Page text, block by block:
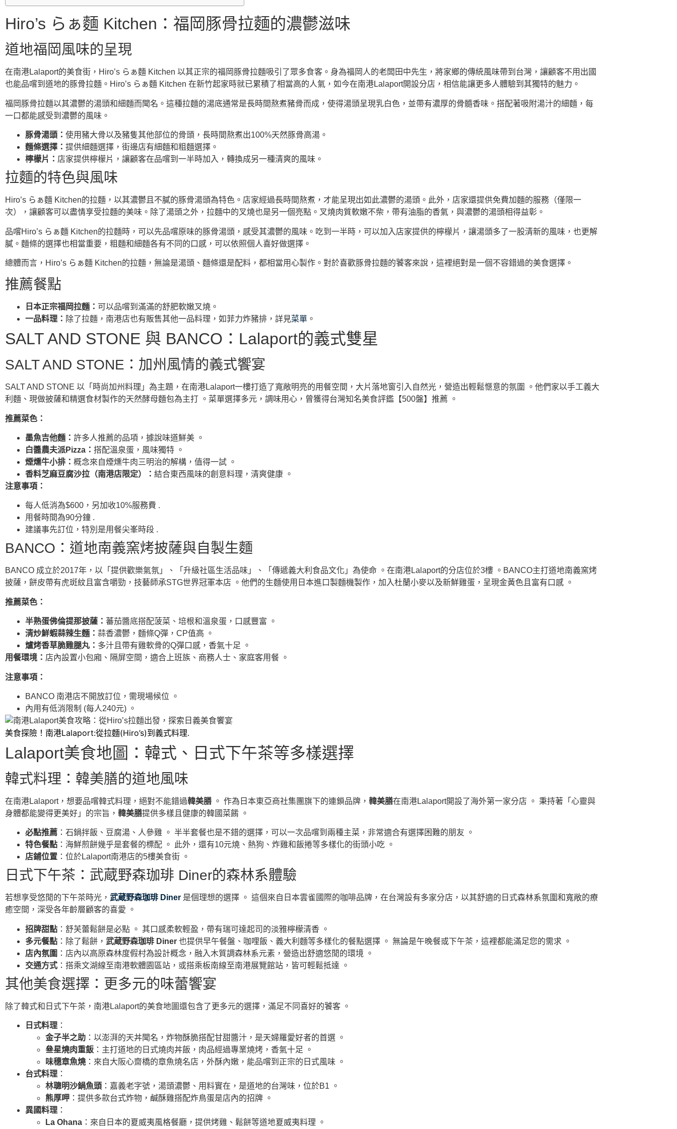
Hiro’s らぁ麵 Kitchen：福岡豚骨拉麵的濃鬱滋味
道地福岡風味的呈現
在南港Lalaport的美食街，Hiro’s らぁ麵 Kitchen 以其正宗的福岡豚骨拉麵吸引了眾多食客。身為福岡人的老闆田中先生，將家鄉的傳統風味帶到台灣，讓顧客不用出國
也能品嚐到道地的豚骨拉麵。Hiro’s らぁ麵 Kitchen 在新竹起家時就已累積了相當高的人氣，如今在南港Lalaport開設分店，相信能讓更多人體驗到其獨特的魅力。
福岡豚骨拉麵以其濃鬱的湯頭和細麵而聞名。這種拉麵的湯底通常是長時間熬煮豬骨而成，使得湯頭呈現乳白色，並帶有濃厚的骨髓香味。搭配著吸附湯汁的細麵，每
一口都能感受到濃鬱的風味。
豚骨湯頭： 使用豬大骨以及豬隻其他部位的骨頭，長時間熬煮出100%天然豚骨高湯。
麵條選擇： 提供細麵選擇，街邊店有細麵和粗麵選擇。
檸檬片： 店家提供檸檬片，讓顧客在品嚐到一半時加入，轉換成另一種清爽的風味。
拉麵的特色與風味
Hiro’s らぁ麵 Kitchen的拉麵，以其濃鬱且不膩的豚骨湯頭為特色。店家經過長時間熬煮，才能呈現出如此濃鬱的湯頭。此外，店家還提供免費加麵的服務（僅限一
次），讓顧客可以盡情享受拉麵的美味。除了湯頭之外，拉麵中的叉燒也是另一個亮點。叉燒肉質軟嫩不柴，帶有油脂的香氣，與濃鬱的湯頭相得益彰。
品嚐Hiro’s らぁ麵 Kitchen的拉麵時，可以先品嚐原味的豚骨湯頭，感受其濃鬱的風味。吃到一半時，可以加入店家提供的檸檬片，讓湯頭多了一股清新的風味，也更解
膩。麵條的選擇也相當重要，粗麵和細麵各有不同的口感，可以依照個人喜好做選擇。
總體而言，Hiro’s らぁ麵 Kitchen的拉麵，無論是湯頭、麵條還是配料，都相當用心製作。對於喜歡豚骨拉麵的饕客來說，這裡絕對是一個不容錯過的美食選擇。
推薦餐點
日本正宗福岡拉麵： 可以品嚐到滿滿的舒肥軟嫩叉燒。
一品料理： 除了拉麵，南港店也有販售其他一品料理，如菲力炸豬排，詳見菜單 。
SALT AND STONE 與 BANCO：Lalaport的義式雙星
SALT AND STONE：加州風情的義式饗宴
SALT AND STONE 以「時尚加州料理」為主題，在南港Lalaport一樓打造了寬敞明亮的用餐空間，大片落地窗引入自然光，營造出輕鬆愜意的氛圍 。他們家以手工義大
利麵、現做披薩和精選食材製作的天然酵母麵包為主打 。菜單選擇多元，調味用心，曾獲得台灣知名美食評鑑【500盤】推薦 。
推薦菜色：
墨魚吉他麵： 許多人推薦的品項，據說味道鮮美 。
白醬農夫派Pizza： 搭配溫泉蛋，風味獨特 。
煙燻牛小排： 概念來自煙燻牛肉三明治的解構，值得一試 。
香料芝麻豆腐沙拉（南港店限定）： 結合東西風味的創意料理，清爽健康 。
注意事項：
每人低消為$600，另加收10%服務費 .
用餐時間為90分鐘 .
建議事先訂位，特別是用餐尖峯時段 .
BANCO：道地南義窯烤披薩與自製生麵
BANCO 成立於2017年，以「提供歡樂氣氛」、「升級社區生活品味」、「傳遞義大利食品文化」為使命 。在南港Lalaport的分店位於3樓 。BANCO主打道地南義窯烤
披薩，餅皮帶有虎斑紋且富含嚼勁，技藝師承STG世界冠軍本店 。他們的生麵使用日本進口製麵機製作，加入杜蘭小麥以及新鮮雞蛋，呈現金黃色且富有口感 。
推薦菜色：
半熟蛋佛倫提那披薩： 蕃茄醬底搭配菠菜、培根和溫泉蛋，口感豐富 。
清炒鮮蝦蒜辣生麵： 蒜香濃鬱，麵條Q彈，CP值高 。
爐烤香草脆雞腿丸： 多汁且帶有雞軟骨的Q彈口感，香氣十足 。
用餐環境： 店內設置小包廂、隔屏空間，適合上班族、商務人士、家庭客用餐 。
注意事項：
BANCO 南港店不開放訂位，需現場候位 。
內用有低消限制 (每人240元) 。
美食探險！南港Lalaport:從拉麵(Hiro’s)到義式料理.
Lalaport美食地圖：韓式、日式下午茶等多樣選擇
韓式料理：韓美膳的道地風味
在南港Lalaport，想要品嚐韓式料理，絕對不能錯過韓美膳 。 作為日本東亞商社集團旗下的連鎖品牌， 韓美膳在南港Lalaport開設了海外第一家分店 。 秉持著「心靈與
身體都能變得更美好」的宗旨， 韓美膳提供多樣且健康的韓國菜餚 。
必點推薦 ：石鍋拌飯、豆腐湯、人參雞 。 半半套餐也是不錯的選擇，可以一次品嚐到兩種主菜，非常適合有選擇困難的朋友 。
特色餐點 ：海鮮煎餅幾乎是套餐的標配 。 此外，還有10元燒、熱狗、炸雞和飯捲等多樣化的街頭小吃 。
店鋪位置 ：位於Lalaport南港店的5樓美食街 。
日式下午茶：武蔵野森珈琲 Diner的森林系體驗
若想享受悠閒的下午茶時光， 武蔵野森珈琲 Diner 是個理想的選擇 。 這個來自日本雲雀國際的咖啡品牌，在台灣設有多家分店，以其舒適的日式森林系氛圍和寬敞的療
癒空間，深受各年齡層顧客的喜愛 。
招牌甜點 ：舒芙蕾鬆餅是必點 。 其口感柔軟輕盈，帶有瑞可達起司的淡雅檸檬清香 。
多元餐點 ：除了鬆餅， 武蔵野森珈琲 Diner 也提供早午餐盤、咖哩飯、義大利麵等多樣化的餐點選擇 。 無論是午晚餐或下午茶，這裡都能滿足您的需求 。
店內氛圍 ：店內以高原森林度假村為設計概念，融入木質調森林系元素，營造出舒適悠閒的環境 。
交通方式 ：搭乘文湖線至南港軟體園區站，或搭乘板南線至南港展覽館站，皆可輕鬆抵達 。
其他美食選擇：更多元的味蕾饗宴
除了韓式和日式下午茶，南港Lalaport的美食地圖還包含了更多元的選擇，滿足不同喜好的饕客 。
日式料理 ：
金子半之助 ：以澎湃的天丼聞名，炸物酥脆搭配甘甜醬汁，是天婦羅愛好者的首選 。
叄星燒肉重飯 ：主打道地的日式燒肉丼飯，肉品經過專業燒烤，香氣十足 。
味穗章魚燒 ：來自大阪心齋橋的章魚燒名店，外酥內嫩，能品嚐到正宗的日式風味 。
台式料理 ：
林聰明沙鍋魚頭 ：嘉義老字號，湯頭濃鬱、用料實在，是道地的台灣味，位於B1 。
熊厚呷 ：提供多款台式炸物，鹹酥雞搭配炸鳥蛋是店內的招牌 。
異國料理 ：
La Ohana ：來自日本的夏威夷風格餐廳，提供烤雞、鬆餅等道地夏威夷料理 。